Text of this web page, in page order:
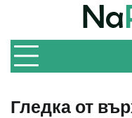
content
Гледка от